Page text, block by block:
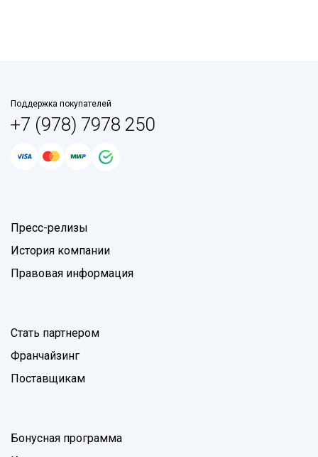
Поддержка покупателей
+7 (978) 7978 250
Пресс-релизы
История компании
Правовая информация
Стать партнером
Франчайзинг
Поставщикам
Бонусная программа